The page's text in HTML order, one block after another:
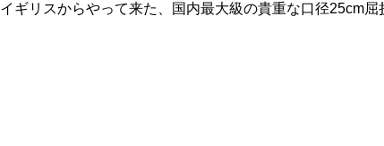
イギリスからやって来た、国内最大級の貴重な口径25cm屈